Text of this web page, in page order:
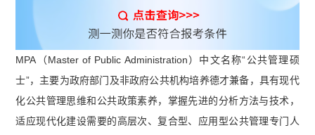
MPA（Master of Public Administration）中文名称“公共管理硕
士”，主要为政府部门及非政府公共机构培养德才兼备，具有现代
化公共管理思维和公共政策素养，掌握先进的分析方法与技术，
适应现代化建设需要的高层次、复合型、应用型公共管理专门人